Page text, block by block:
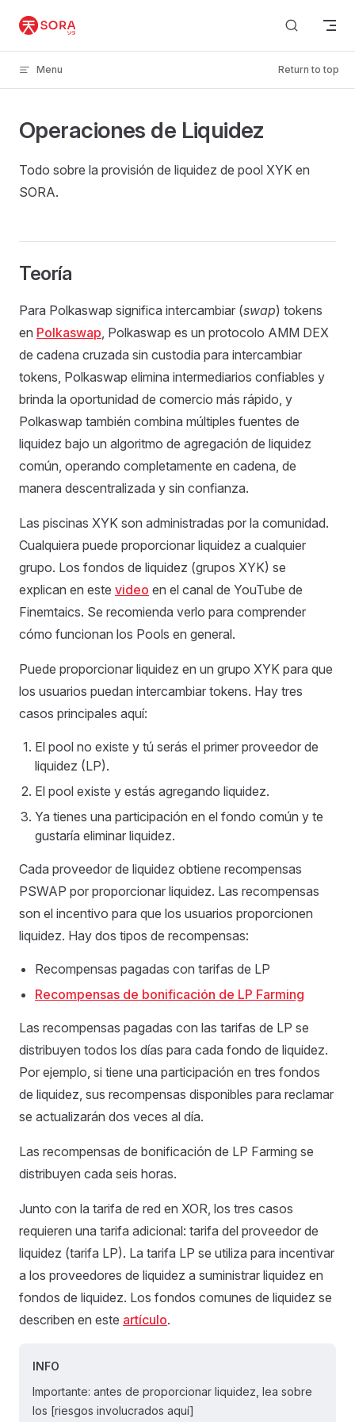
Skip to content
Menu Return to top
Operaciones de Liquidez
Todo sobre la provisión de liquidez de pool XYK en
SORA.
Teoría
Para Polkaswap significa intercambiar (swap) tokens
en Polkaswap, Polkaswap es un protocolo AMM DEX
de cadena cruzada sin custodia para intercambiar
tokens, Polkaswap elimina intermediarios confiables y
brinda la oportunidad de comercio más rápido, y
Polkaswap también combina múltiples fuentes de
liquidez bajo un algoritmo de agregación de liquidez
común, operando completamente en cadena, de
manera descentralizada y sin confianza.
Las piscinas XYK son administradas por la comunidad.
Cualquiera puede proporcionar liquidez a cualquier
grupo. Los fondos de liquidez (grupos XYK) se
explican en este video en el canal de YouTube de
Finemtaics. Se recomienda verlo para comprender
cómo funcionan los Pools en general.
Puede proporcionar liquidez en un grupo XYK para que
los usuarios puedan intercambiar tokens. Hay tres
casos principales aquí:
El pool no existe y tú serás el primer proveedor de
liquidez (LP).
El pool existe y estás agregando liquidez.
Ya tienes una participación en el fondo común y te
gustaría eliminar liquidez.
Cada proveedor de liquidez obtiene recompensas
PSWAP por proporcionar liquidez. Las recompensas
son el incentivo para que los usuarios proporcionen
liquidez. Hay dos tipos de recompensas:
Recompensas pagadas con tarifas de LP
Recompensas de bonificación de LP Farming
Las recompensas pagadas con las tarifas de LP se
distribuyen todos los días para cada fondo de liquidez.
Por ejemplo, si tiene una participación en tres fondos
de liquidez, sus recompensas disponibles para reclamar
se actualizarán dos veces al día.
Las recompensas de bonificación de LP Farming se
distribuyen cada seis horas.
Junto con la tarifa de red en XOR, los tres casos
requieren una tarifa adicional: tarifa del proveedor de
liquidez (tarifa LP). La tarifa LP se utiliza para incentivar
a los proveedores de liquidez a suministrar liquidez en
fondos de liquidez. Los fondos comunes de liquidez se
describen en este artículo.
INFO
Importante: antes de proporcionar liquidez, lea sobre
los [riesgos involucrados aquí]